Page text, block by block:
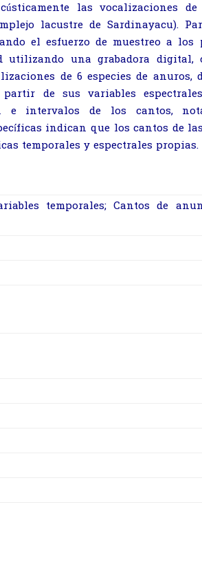
las vocalizaciones
lacustre de Sardinayacu).
el esfuerzo de muestreo a
utilizando una grabadora digital,
de 6 especies de anuros,
de sus variables
e intervalos de los cantos,
indican que los cantos de
temporales y espectrales propias.
temporales; Cantos de